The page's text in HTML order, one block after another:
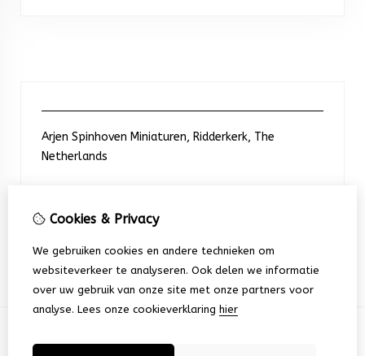
Arjen Spinhoven Miniaturen, Ridderkerk, The
Netherlands
Neem contact met ons op
+31 6 248 201 91
Cookies & Privacy
We gebruiken cookies en andere technieken om
websiteverkeer te analyseren. Ook delen we informatie
over uw gebruik van onze site met onze partners voor
analyse. Lees onze cookieverklaring hier